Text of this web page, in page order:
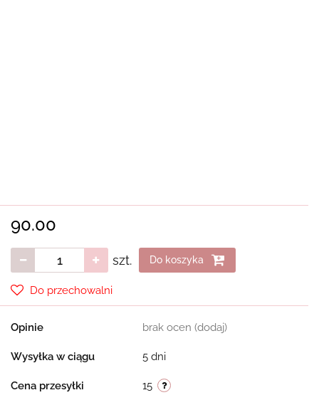
90.00
szt. Do koszyka
Do przechowalni
Opinie brak ocen (dodaj)
Wysyłka w ciągu 5 dni
Cena przesyłki 15